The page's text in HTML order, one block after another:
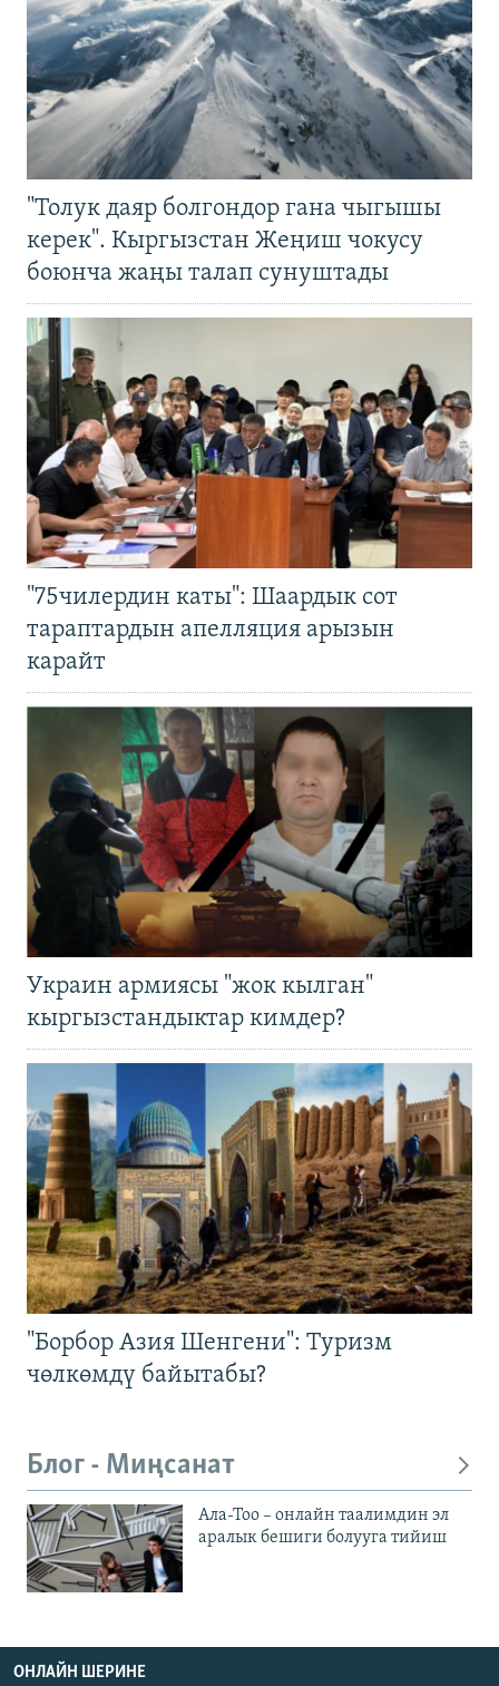
"Толук даяр болгондор гана чыгышы
керек". Кыргызстан Жеңиш чокусу
боюнча жаңы талап сунуштады
"75чилердин каты": Шаардык сот
тараптардын апелляция арызын
карайт
Украин армиясы "жок кылган"
кыргызстандыктар кимдер?
"Борбор Азия Шенгени": Туризм
чөлкөмдү байытабы?
Блог - Миңсанат
Ала-Тоо – онлайн таалимдин эл
аралык бешиги болууга тийиш
ОНЛАЙН ШЕРИНЕ